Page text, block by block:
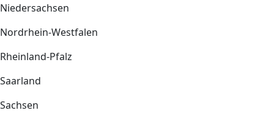
Niedersachsen
Nordrhein-Westfalen
Rheinland-Pfalz
Saarland
Sachsen